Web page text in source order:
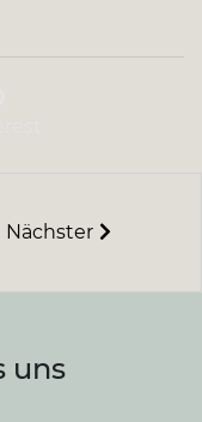
Nächster
uns